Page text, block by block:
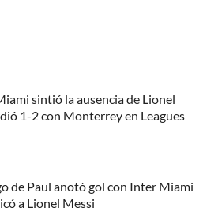
sintió la ausencia de Lionel
1-2 con Monterrey en Leagues
de Paul anotó gol con Inter Miami
a Lionel Messi